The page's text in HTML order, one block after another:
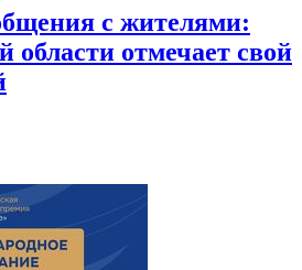
с жителями:
отмечает свой